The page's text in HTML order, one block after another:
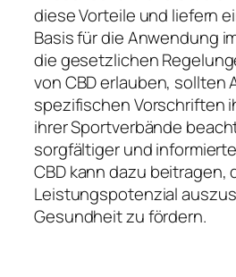
diese Vorteile und liefern
Basis für die Anwendung
die gesetzlichen
von CBD erlauben,
spezifischen Vorschriften
ihrer Sportverbände
sorgfältiger und
CBD kann dazu beitragen,
Leistungspotenzial
Gesundheit zu fördern.